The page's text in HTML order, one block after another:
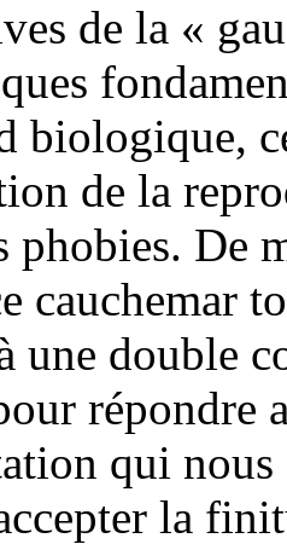
de la «
biologique,
de la
phobies. De
cauchemar
une double
répondre
qui
la